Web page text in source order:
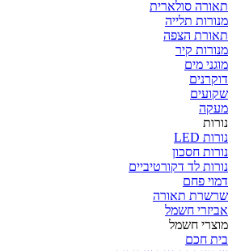
תאורה סולארית
מנורות תלייה
תאורת הצפה
מנורות קיר
מוגני מים
דוקרנים
שקועים
מעקה
נורות
נורות LED
נורות חסכון
נורות לד דקורטיביים
דמוי פחם
שרשרת תאורה
אביזרי חשמל
מוצרי חשמל
בית חכם